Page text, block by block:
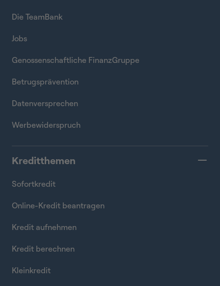
Die TeamBank
Jobs
Genossenschaftliche FinanzGruppe
Betrugsprävention
Datenversprechen
Werbewiderspruch
Kreditthemen
Sofortkredit
Online-Kredit beantragen
Kredit aufnehmen
Kredit berechnen
Kleinkredit